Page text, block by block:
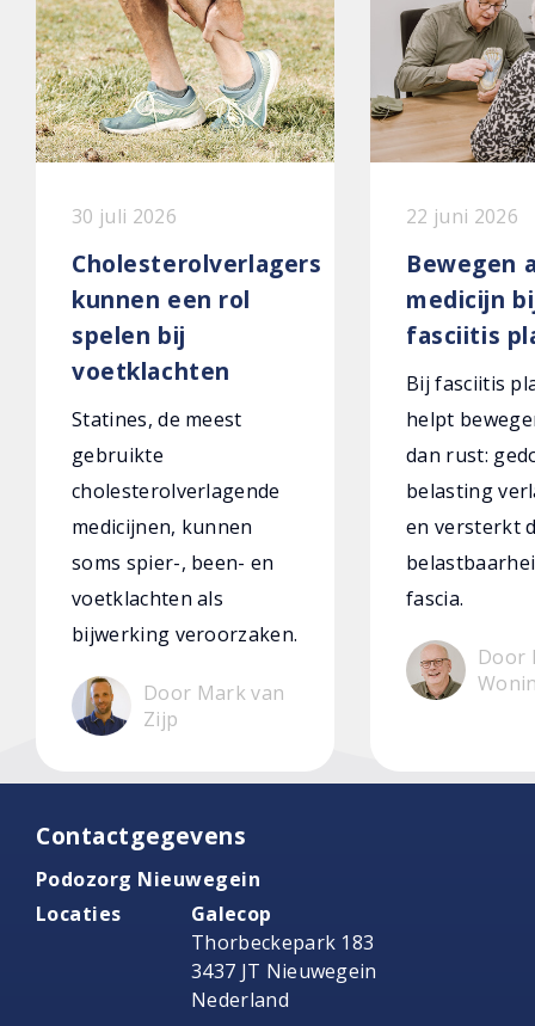
30 juli 2026
Cholesterolverlagers
kunnen een rol
spelen bij
voetklachten
Statines, de meest
gebruikte
cholesterolverlagende
medicijnen, kunnen
soms spier-, been- en
voetklachten als
bijwerking veroorzaken.
Door Mark van
Zijp
22 juni 2026
Bewegen
medicijn
fasciitis
Bij fasciitis
helpt
dan rust:
belasting
en versterkt
fascia.
Door
Contactgegevens
Podozorg Nieuwegein
Locaties
Galecop
Thorbeckepark 183
3437 JT Nieuwegein
Nederland